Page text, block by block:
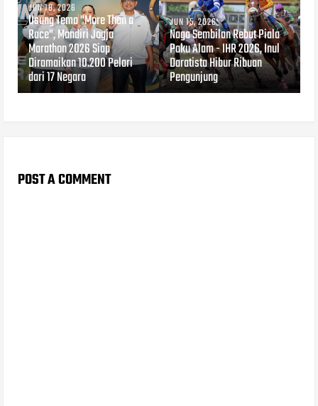
JUN 18, 2026
Usung Tema "More Than a
Race", Mandiri Jogja
Marathon 2026 Siap
Diramaikan 10.200 Pelari
dari 17 Negara
JUN 15, 2026
Naga Sembilan Rebut Piala
Paku Alam - IHR 2026, Inul
Daratista Hibur Ribuan
Pengunjung
POST A COMMENT